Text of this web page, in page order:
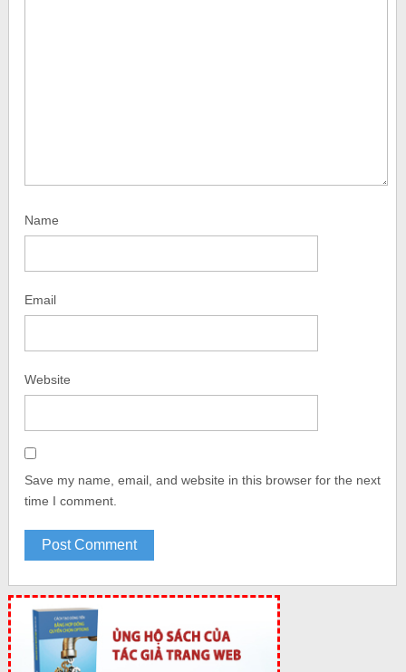
Name
Email
Website
Save my name, email, and website in this browser for the next
time I comment.